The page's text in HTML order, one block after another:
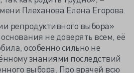
Плеханова Елена Егорова.
репродуктивного выбора»
не доверять всем, её
особенно сильно не
знаниями последствий
выбора. Про врачей всю